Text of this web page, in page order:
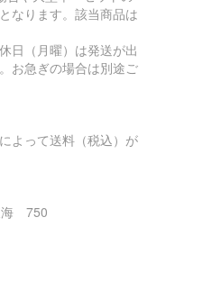
なります。該当商品は
日（月曜）は発送が出
お急ぎの場合は別途ご
よって送料（税込）が
海 750